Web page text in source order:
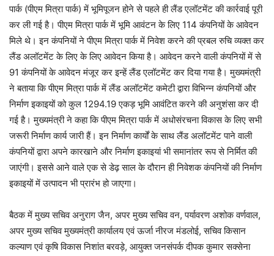
पार्क (पीएम मित्रा पार्क) में भूमिपूजन होने से पहले ही लैंड एलॉटमेंट की कार्रवाई पूरी
कर ली गई है। पीएम मित्रा पार्क में भूमि आवंटन के लिए 114 कंपनियों के आवेदन
मिले थे। इन कंपनियों ने पीएम मित्रा पार्क में निवेश करने की प्रबल रुचि व्यक्त कर
लैंड अलॉटमेंट के लिए के लिए आवेदन किया है। आवेदन करने वाली कंपनियों में से
91 कंपनियों के आवेदन मंजूर कर इन्हें लैंड एलॉटमेंट कर दिया गया है। मुख्यमंत्री
ने बताया कि पीएम मित्रा पार्क में लैंड अलॉटमेंट कमेटी द्वारा विभिन्न कंपनियों और
निर्माण इकाइयों को कुल 1294.19 एकड़ भूमि आवंटित करने की अनुशंसा कर दी
गई है। मुख्यमंत्री ने कहा कि पीएम मित्रा पार्क में अधोसंरचना विकास के लिए सभी
जरूरी निर्माण कार्य जारी हैं। इन निर्माण कार्यों के साथ लैंड अलॉटमेंट पाने वाली
कंपनियों द्वारा अपने कारखाने और निर्माण इकाइयां भी समानांतर रूप से निर्मित की
जाएंगी। इससे आने वाले एक से डेढ़ साल के दौरान ही निवेशक कंपनियों की निर्माण
इकाइयों में उत्पादन भी प्रारंभ हो जाएगा।
बैठक में मुख्य सचिव अनुराग जैन, अपर मुख्य सचिव वन, पर्यावरण अशोक वर्णवाल,
अपर मुख्य सचिव मुख्यमंत्री कार्यालय एवं ऊर्जा नीरज मंडलोई, सचिव किसान
कल्याण एवं कृषि विकास निशांत बरवड़े, आयुक्त जनसंपर्क दीपक कुमार सक्सेना